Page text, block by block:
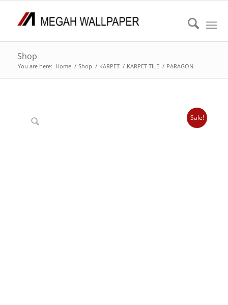
Shop
You are here: Home / Shop / KARPET / KARPET TILE / PARAGON
Sale!